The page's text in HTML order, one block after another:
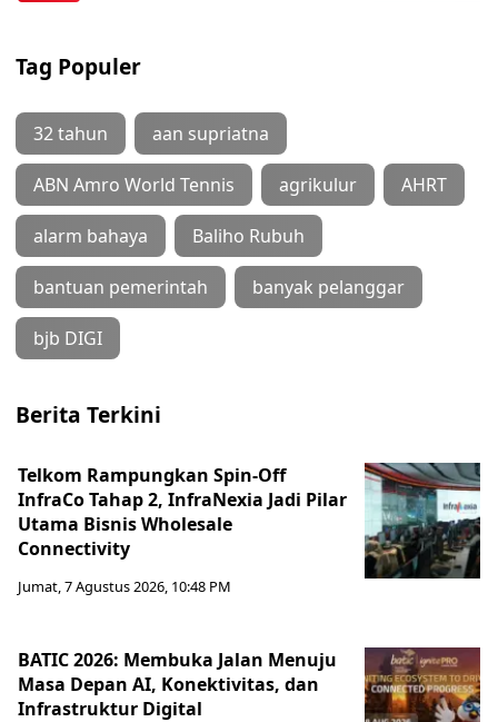
Tag Populer
32 tahun aan supriatna
ABN Amro World Tennis agrikulur AHRT
alarm bahaya Baliho Rubuh
bantuan pemerintah banyak pelanggar
bjb DIGI
Berita Terkini
Telkom Rampungkan Spin-Off
InfraCo Tahap 2, InfraNexia Jadi Pilar
Utama Bisnis Wholesale
Connectivity
Jumat, 7 Agustus 2026, 10:48 PM
BATIC 2026: Membuka Jalan Menuju
Masa Depan AI, Konektivitas, dan
Infrastruktur Digital